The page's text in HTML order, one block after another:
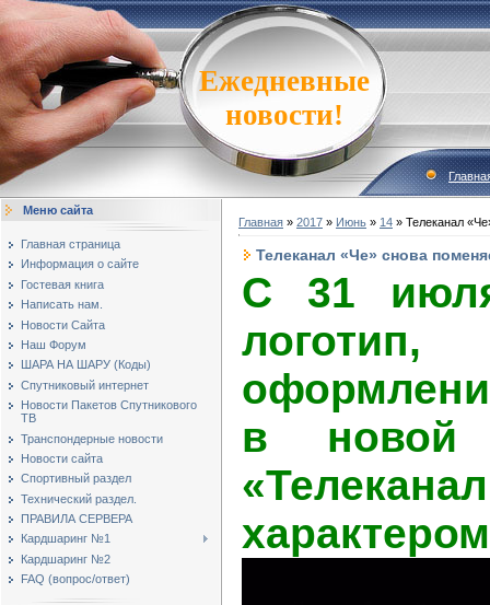
Ежедневные
новости!
Меню сайта
Главная страница
Информация о сайте
Гостевая книга
Написать нам.
Новости Сайта
Наш Форум
ШАРА НА ШАРУ (Коды)
Спутниковый интернет
Новости Пакетов Спутникового
ТВ
Транспондерные новости
Новости сайта
Спортивный раздел
Технический раздел.
ПРАВИЛА СЕРВЕРА
Кардшаринг №1
Кардшаринг №2
FAQ (вопрос/ответ)
Главная » 2017 » Июнь » 14 » Телеканал
Телеканал «Че» снова
С 31
в новой